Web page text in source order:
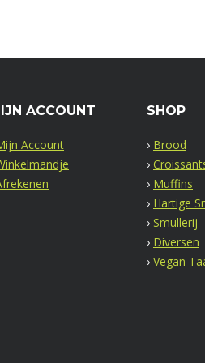
ACCOUNT
Account
SHOP
› Brood
›
› Muffins
› Hartige
› Smullerij
› Diversen
› Vegan